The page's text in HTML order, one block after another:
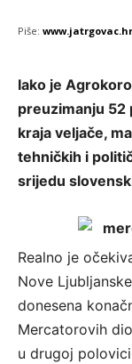
Piše: www.jatrgovac.hr
Iako je
preuzimanju 52
kraja veljače,
tehničkih i
srijedu
Realno je
Nove
donesena
Mercatorovih
u drugoj